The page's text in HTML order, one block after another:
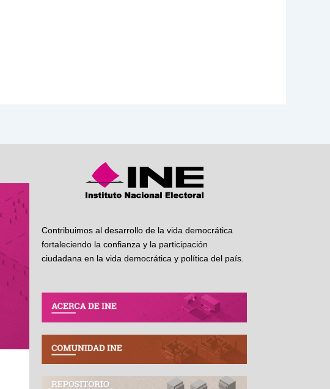
Contribuimos al desarrollo de la vida democrática
fortaleciendo la confianza y la participación
ciudadana en la vida democrática y política del país.